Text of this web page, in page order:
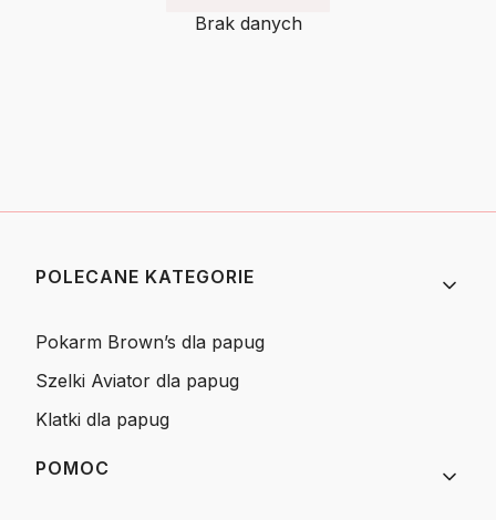
Brak danych
Linki w stopce
POLECANE KATEGORIE
Pokarm Brown’s dla papug
Szelki Aviator dla papug
Klatki dla papug
POMOC